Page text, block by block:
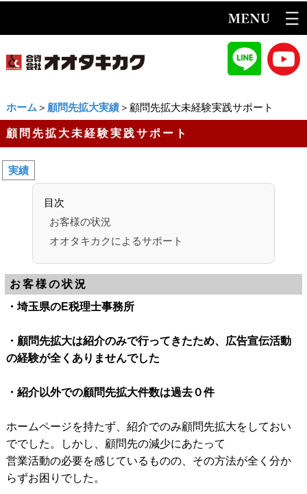
ホーム ＞ 顧問先拡大実績＞顧問先拡大未経験実践サポート
顧問先拡大未経験実践サポート
実績
目次
お客様の状況
オオタキカクによるサポート
お客様の状況
・埼玉県のE税理士事務所
・顧問先拡大は紹介のみで行ってきたため、広告宣伝活動
の経験が全くありませんでした
・紹介以外での顧問先拡大件数は過去０件
ホームページを持たず、紹介でのみ顧問先拡大をしておい
ででした。しかし、顧問先の減少にあたって
営業活動の必要を感じているものの、その方法が全く分か
らずお困りでした。